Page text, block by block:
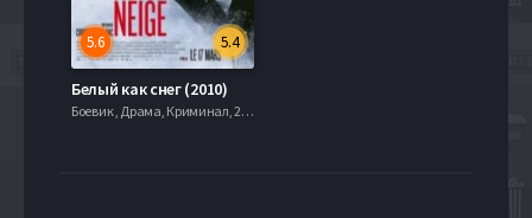
5.4
5.6
Белый как снег (2010)
Боевик , Драма, Криминал, 2013